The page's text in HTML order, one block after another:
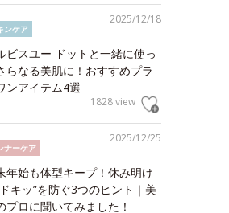
2025/12/18
ンケア
ビスユー ドットと一緒に使っ
らなる美肌に！おすすめプラ
ンアイテム4選
1828 view
2025/12/25
ナーケア
年始も体型キープ！休み明け
キッ”を防ぐ3つのヒント｜美
プロに聞いてみました！